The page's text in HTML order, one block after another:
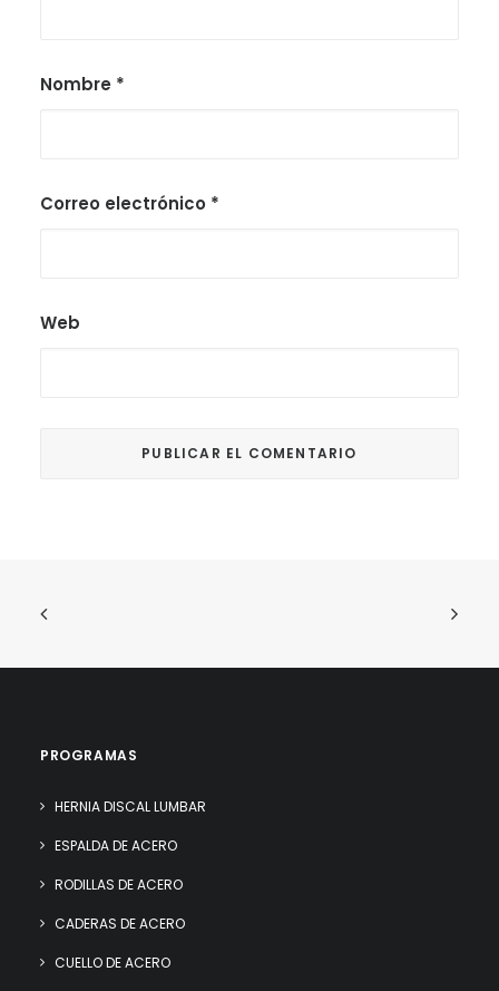
Nombre *
Correo electrónico *
Web
PROGRAMAS
HERNIA DISCAL LUMBAR
ESPALDA DE ACERO
RODILLAS DE ACERO
CADERAS DE ACERO
CUELLO DE ACERO